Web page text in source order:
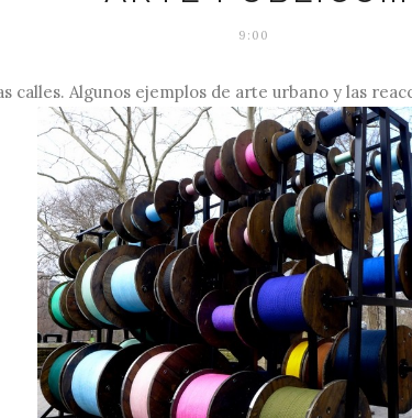
9:00
calles. Algunos ejemplos de arte urbano y las